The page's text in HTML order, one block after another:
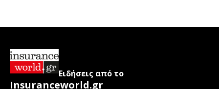
Ειδήσεις από το
Insuranceworld.gr